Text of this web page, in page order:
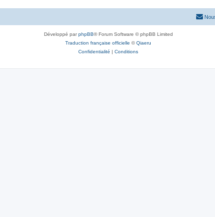
Développé parphpBB® Forum Software © phpBB Limited
Traduction française officielle ©Qiaeru
Confidentialité | Conditions